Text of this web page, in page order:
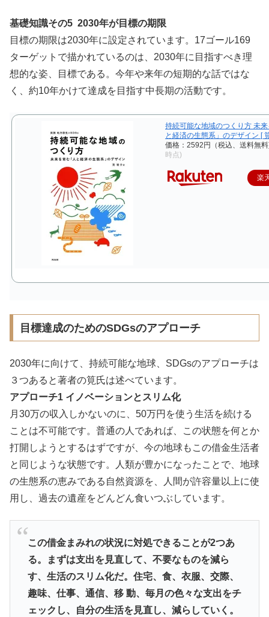
基礎知識その5 2030年が目標の期限
目標の期限は2030年に設定されています。17ゴール169
ターゲットで描かれているのは、2030年に目指すべき理
想的な姿、目標である。今年や来年の短期的な話ではな
く、約10年かけて達成を目指す中長期の活動です。
持続可能な地域のつくり方 未
と経済の生態系」のデザイン [
価格：2592円（税込、送料無
時点)
楽
目標達成のためのSDGsのアプローチ
2030年に向けて、持続可能な地球、SDGsのアプローチは
３つあると著者の筧氏は述べています。
アプローチ1 イノベーションとスリム化
月30万の収入しかないのに、50万円を使う生活を続ける
ことは不可能です。普通の人であれば、この状態を何とか
打開しようとするはずですが、今の地球もこの借金生活者
と同じような状態です。人類が豊かになったことで、地球
の生態系の恵みである自然資源を、人間が許容量以上に使
用し、過去の遺産をどんどん食いつぶしています。
この借金まみれの状況に対処できることが2つあ
る。まずは支出を見直して、不要なものを減ら
す、生活のスリム化だ。住宅、食、衣服、交際、
趣味、仕事、通信、移 動、毎月の色々な支出をチ
ェックし、自分の生活を見直し、減らしていく。